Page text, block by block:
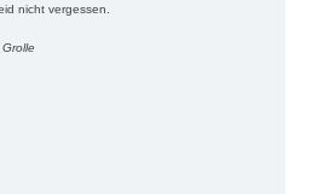
nicht vergessen.